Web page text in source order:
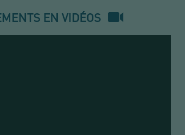
EN VIDÉOS